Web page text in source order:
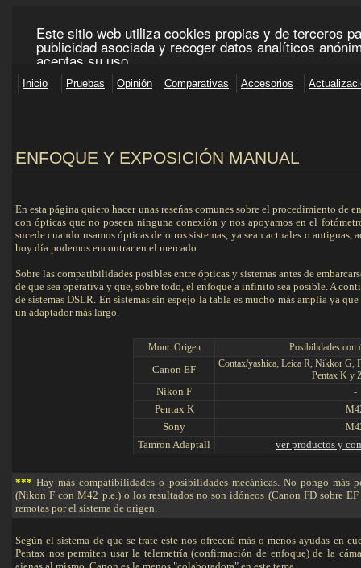
ENFOQUE Y EXPOSICIÓN MANUAL
En esta página quiero hacer unas reseńas comunes sobre el procedimiento de
con ópticas que no poseen ninguna conexión y nos apoyamos en el
sucede cuando usamos ópticas de otros sistemas, ya sean actuales o
hoy día podemos encontrar en el mercado.
Sobre las compatibilidades posibles entre ópticas y sistemas antes de
de que sea operativa y que, sobre todo, el enfoque a infinito sea posible. A
de sistemas DSLR. En sistemas sin espejo la tabla es mucho más amplia ya
un adaptador más largo.
Mont. Origen Posibilidades con
Canon EF
Contax/yashica, Leica R, Nikkor
Pentax K y
Nikon F -
Pentax K
Sony
Tamron Adaptall ver productos y
*** Hay más compatibilidades o posibilidades mecánicas. No pongo
(Nikon F con M42 p.e.) o los resultados no son idóneos (Canon FD sobre
remotas por el sistema de origen.
Según el sistema de que se trate este nos ofrecerá más o menos ayudas en
Pentax nos permiten usar la telemetría (confirmación de enfoque) de la